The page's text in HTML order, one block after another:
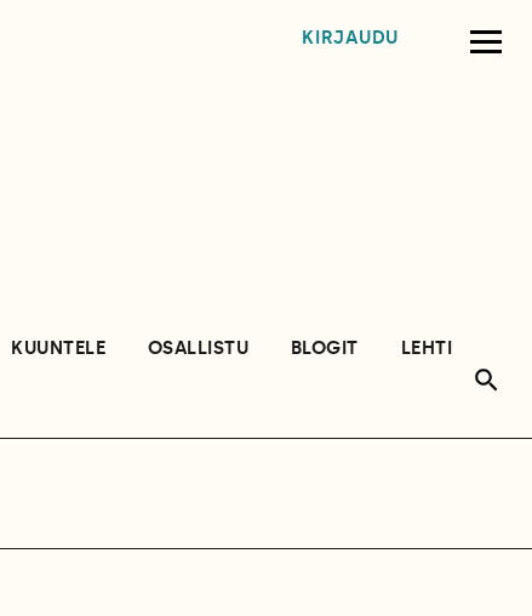
KIRJAUDU
KUUNTELE OSALLISTU BLOGIT
LEHTI